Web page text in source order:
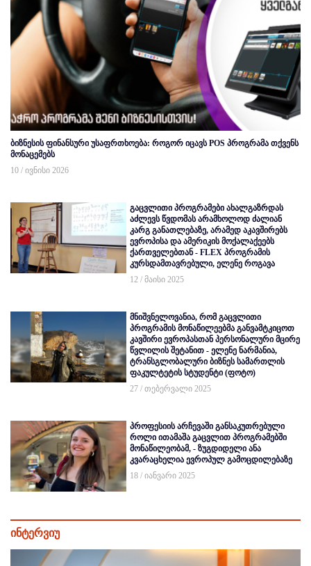
ბიზნესის ფინანსური უსაფრთხოება: როგორ იცავს POS პროგრამა თქვენს
მონაცემებს
10 / ივნისი 2026
გაცვლითი პროგრამები ახალგაზრდას
აძლევს წვდომას არამხოლოდ ძალიან
კარგ განათლებაზე, არამედ აკავშირებს
ევროპისა და ამერიკის მოქალაქეებს
ქართველებთან - FLEX პროგრამის
კურსდამთავრებული, ელენე როგავა
12 / მაისი 2025
მნიშვნელოვანია, რომ გაცვლითი
პროგრამის მონაწილეებმა განვამტკიცოთ
კავშირი ევროპასთან პერსონალური მცირე
წვლილის შეტანით - ელენე ნარმანია,
ტრანსგლობალური ბიზნეს სამართლის
ფაკულტეტის სტუდენტი (ფოტო)
27 / თებერვალი 2025
პროფესიის არჩევაში განსაკუთრებული
როლი ითამაშა გაცვლით პროგრამებში
მონაწილეობამ, - ზუგდიდელი ანა
კვარაცხელია ევროპულ გამოცდილებაზე
18 / იანვარი 2025
ინტერვიუ